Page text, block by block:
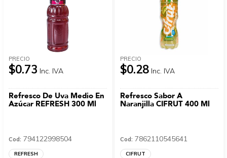
PRECIO
$0.73 Inc. IVA
Refresco De Uva Medio En
Azúcar REFRESH 300 Ml
Cod: 794122998504
REFRESH
PRECIO
$0.28 Inc. IVA
Refresco Sabor A
Naranjilla CIFRUT 400 Ml
Cod: 7862110545641
CIFRUT